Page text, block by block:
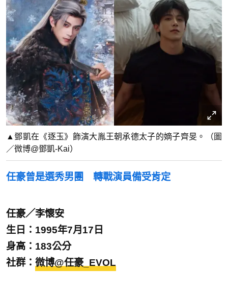
▲鄧凱在《逐玉》飾演大胤王朝承德太子的嫡子齊旻。（圖
／微博@鄧凱-Kai）
任豪曾是選秀男團 轉戰演員備受肯定
任豪／李懷安
生日：1995年7月17日
身高：183公分
社群： 微博@任豪_EVOL